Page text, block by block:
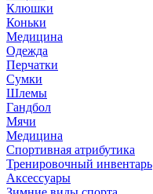
Клюшки
Коньки
Медицина
Одежда
Перчатки
Сумки
Шлемы
Гандбол
Мячи
Медицина
Спортивная атрибутика
Тренировочный инвентарь
Аксессуары